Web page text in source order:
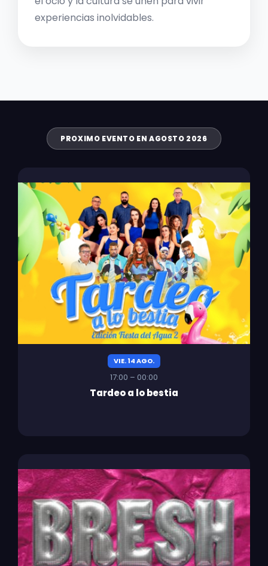
experiencias inolvidables.
PROXIMO EVENTO EN AGOSTO 2026
VIE. 14 AGO.
17:00 – 00:00
Tardeo a lo bestia